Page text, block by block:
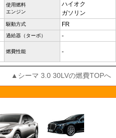
使用燃料
エンジン
ハイオク
ガソリン
駆動方式 FR
過給器（ターボ） -
燃費性能 -
▲シーマ 3.0 30LVの燃費TOPへ